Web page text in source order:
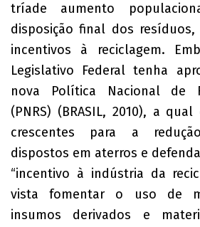
tríade aumento
disposição final dos
incentivos à reciclagem.
Legislativo Federal tenha
nova Política Nacional de
(PNRS) (BRASIL, 2010), a
crescentes para a
dispostos em aterros e
“incentivo à indústria da
vista fomentar o uso de
insumos derivados e